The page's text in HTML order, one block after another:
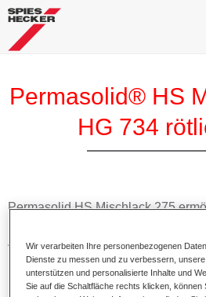
Permasolid® HS
HG 734
Permasolid HS Mischlack 275
Farbtonausmischung vom
Autolack 275 mit allen Uni-
Lackierung.
Wir verarbeiten Ihre personenbezogenen
Dienste zu messen und zu verbessern,
unterstützen und personalisierte Inhalte und
Sie auf die Schaltfläche rechts klicken,